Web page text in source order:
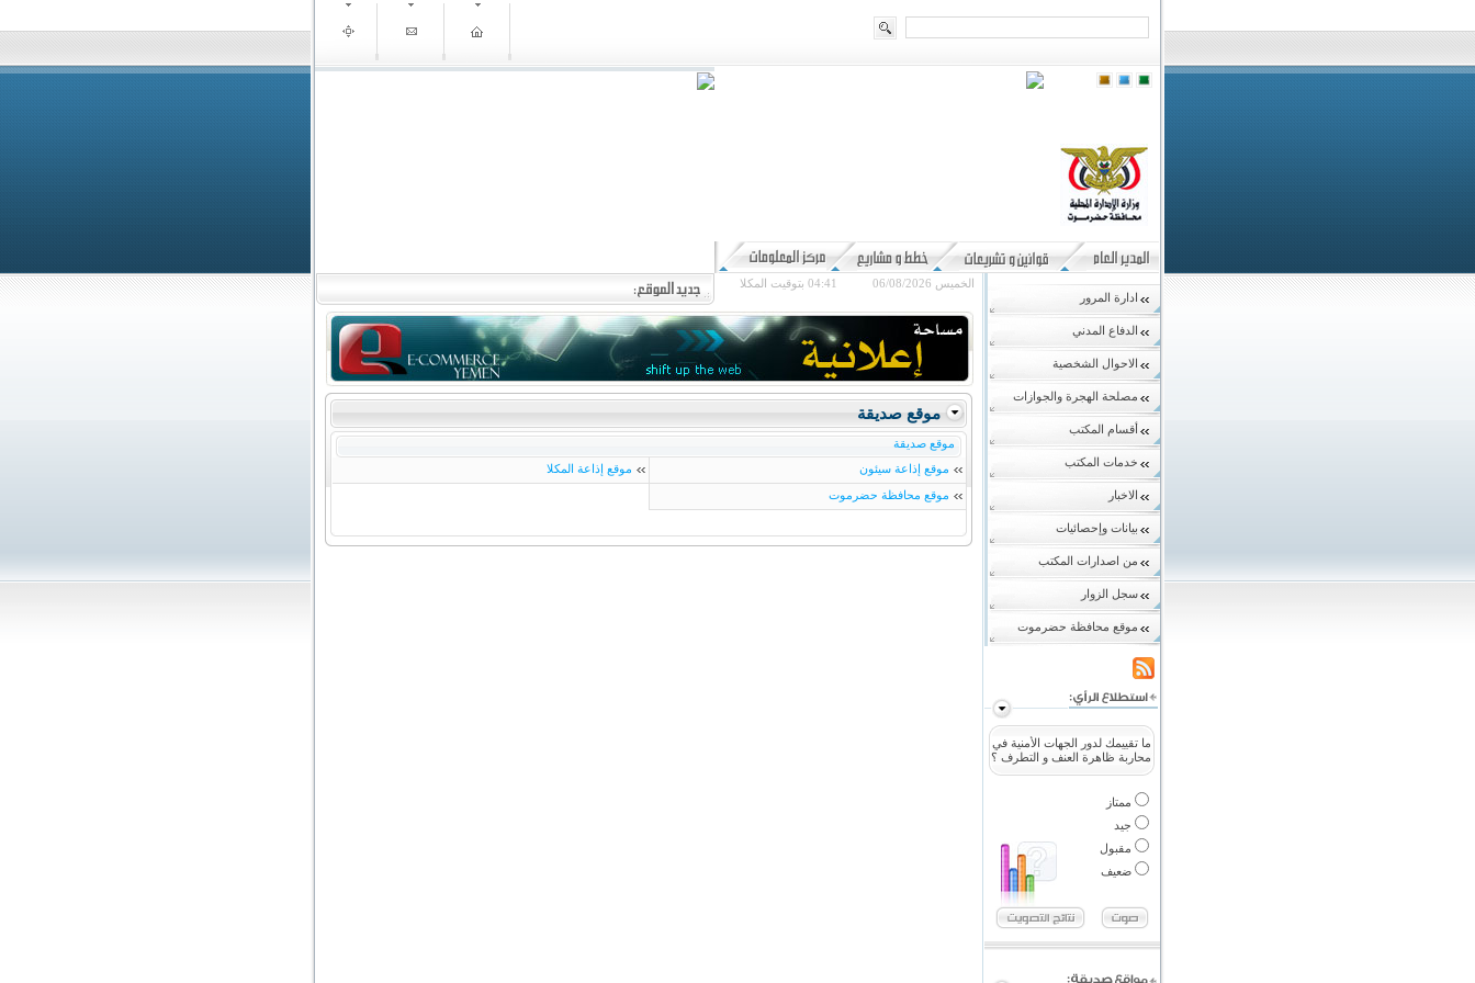
الخميس 06/08/2026 04:41 بتوقيت المكلا
ادارة المرور
الدفاع المدني
الاحوال الشخصية
مصلحة الهجرة والجوازات
أقسام المكتب
خدمات المكتب
الاخبار
بيانات وإحصائيات
من اصدارات المكتب
سجل الزوار
موقع محافظة حضرموت
ما تقييمك لدور الجهات الأمنية في
محاربة ظاهرة العنف و التطرف ؟
ممتاز
جيد
مقبول
ضعيف
موقع صديقة
موقع صديقة
موقع إذاعة سيئون
موقع إذاعة المكلا
موقع محافظة حضرموت